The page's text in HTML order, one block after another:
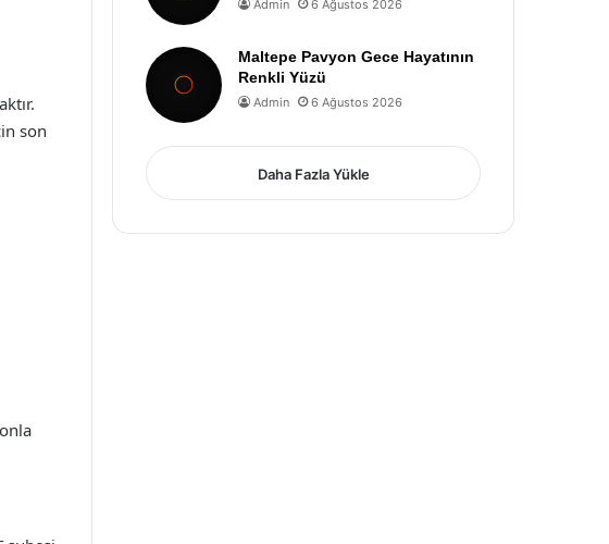
son
Admin 6 Ağustos 2026
Maltepe Pavyon Gece Hayatının
Renkli Yüzü
Admin 6 Ağustos 2026
Daha Fazla Yükle